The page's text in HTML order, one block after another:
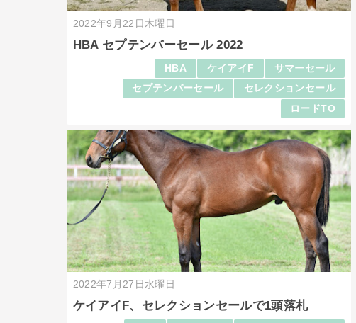
2022年9月22日木曜日
HBA セプテンバーセール 2022
HBA ケイアイF
サマーセール
セプテンバーセール
セレクションセール
ロードTO
2022年7月27日水曜日
ケイアイF、セレクションセールで1頭落札